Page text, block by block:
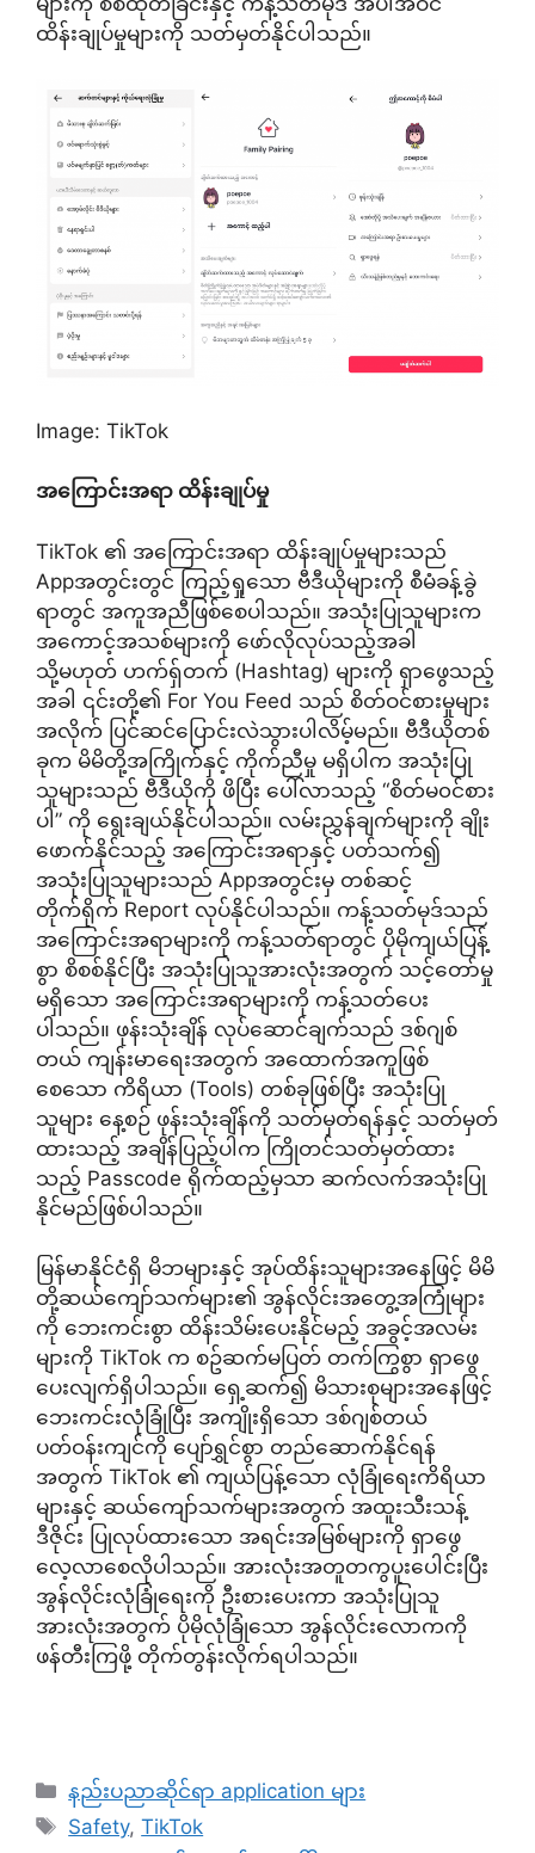
ထိန်းချုပ်မှုများကို သတ်မှတ်နိုင်ပါသည်။
Image: TikTok
အကြောင်းအရာ ထိန်းချုပ်မှု
TikTok ၏ အကြောင်းအရာ ထိန်းချုပ်မှုများသည်
Appအတွင်းတွင် ကြည့်ရှုသော ဗီဒီယိုများကို စီမံခန့်ခွဲ
ရာတွင် အကူအညီဖြစ်စေပါသည်။ အသုံးပြုသူများက
အကောင့်အသစ်များကို ဖော်လိုလုပ်သည့်အခါ
သို့မဟုတ် ဟက်ရှ်တက် (Hashtag) များကို ရှာဖွေသည့်
အခါ ၎င်းတို့၏ For You Feed သည် စိတ်ဝင်စားမှုများ
အလိုက် ပြင်ဆင်ပြောင်းလဲသွားပါလိမ့်မည်။ ဗီဒီယိုတစ်
ခုက မိမိတို့အကြိုက်နှင့် ကိုက်ညီမှု မရှိပါက အသုံးပြု
သူများသည် ဗီဒီယိုကို ဖိပြီး ပေါ်လာသည့် “စိတ်မ၀င်စား
ပါ” ကို ရွေးချယ်နိုင်ပါသည်။ လမ်းညွှန်ချက်များကို ချိုး
ဖောက်နိုင်သည့် အကြောင်းအရာနှင့် ပတ်သက်၍
အသုံးပြုသူများသည် Appအတွင်းမှ တစ်ဆင့်
တိုက်ရိုက် Report လုပ်နိုင်ပါသည်။ ကန့်သတ်မုဒ်သည်
အကြောင်းအရာများကို ကန့်သတ်ရာတွင် ပိုမိုကျယ်ပြန့်
စွာ စိစစ်နိုင်ပြီး အသုံးပြုသူအားလုံးအတွက် သင့်တော်မှု
မရှိသော အကြောင်းအရာများကို ကန့်သတ်ပေး
ပါသည်။ ဖုန်းသုံးချိန် လုပ်ဆောင်ချက်သည် ဒစ်ဂျစ်
တယ် ကျန်းမာရေးအတွက် အထောက်အကူဖြစ်
စေသော ကိရိယာ (Tools) တစ်ခုဖြစ်ပြီး အသုံးပြု
သူများ နေ့စဉ် ဖုန်းသုံးချိန်ကို သတ်မှတ်ရန်နှင့် သတ်မှတ်
ထားသည့် အချိန်ပြည့်ပါက ကြိုတင်သတ်မှတ်ထား
သည့် Passcode ရိုက်ထည့်မှသာ ဆက်လက်အသုံးပြု
နိုင်မည်ဖြစ်ပါသည်။
မြန်မာနိုင်ငံရှိ မိဘများနှင့် အုပ်ထိန်းသူများအနေဖြင့် မိမိ
တို့ဆယ်ကျော်သက်များ၏ အွန်လိုင်းအတွေ့အကြုံများ
ကို ဘေးကင်းစွာ ထိန်းသိမ်းပေးနိုင်မည့် အခွင့်အလမ်း
များကို TikTok က စဥ်ဆက်မပြတ် တက်ကြွစွာ ရှာဖွေ
ပေးလျက်ရှိပါသည်။ ရှေ့ဆက်၍ မိသားစုများအနေဖြင့်
ဘေးကင်းလုံခြုံပြီး အကျိုးရှိသော ဒစ်ဂျစ်တယ်
ပတ်ဝန်းကျင်ကို ပျော်ရွှင်စွာ တည်ဆောက်နိုင်ရန်
အတွက် TikTok ၏ ကျယ်ပြန့်သော လုံခြုံရေးကိရိယာ
များနှင့် ဆယ်ကျော်သက်များအတွက် အထူးသီးသန့်
ဒီဇိုင်း ပြုလုပ်ထားသော အရင်းအမြစ်များကို ရှာဖွေ
လေ့လာစေလိုပါသည်။ အားလုံးအတူတကွပူးပေါင်းပြီး
အွန်လိုင်းလုံခြုံရေးကို ဦးစားပေးကာ အသုံးပြုသူ
အားလုံးအတွက် ပိုမိုလုံခြုံသော အွန်လိုင်းလောကကို
ဖန်တီးကြဖို့ တိုက်တွန်းလိုက်ရပါသည်။
Categories
နည်းပညာဆိုင်ရာ application များ
Tags
Safety,TikTok